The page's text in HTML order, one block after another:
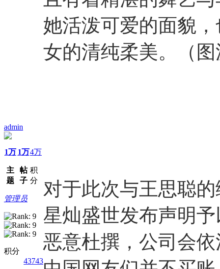
admin
1万
主
题
1万
帖
子
4万
积
分
管理员
积分
43743
她活泼可爱的面貌
女的清纯柔美。（
对于此次与王思聪
星灿盛世发布声明
恶意杜撰，公司会